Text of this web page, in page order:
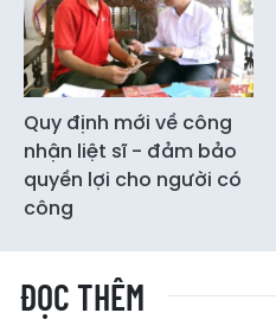
Quy định mới về công
nhận liệt sĩ - đảm bảo
quyền lợi cho người có
công
ĐỌC THÊM